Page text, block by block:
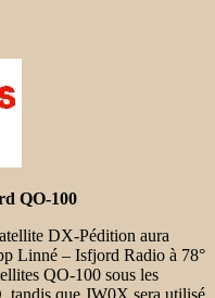
QO-100
DX-Pédition aura
Linné – Isfjord Radio à 78°
QO-100 sous les
tandis que JW0X sera utilisé